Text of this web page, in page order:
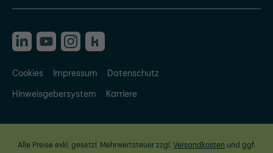
Cookies Impressum
Datenschutz
Hinweisgebersystem
Karriere
Alle Preise exkl. gesetzl. Mehrwertsteuer zzgl.Versandkosten und ggf.